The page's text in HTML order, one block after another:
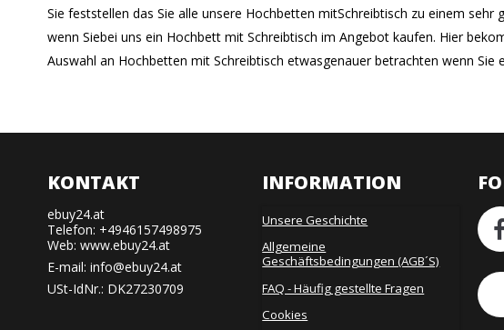
Sie feststellen das Sie alle unsere Hochbetten mitSchreibtisch zu einem
wenn Siebei uns ein Hochbett mit Schreibtisch im Angebot kaufen. Hier
Auswahl an Hochbetten mit Schreibtisch etwasgenauer betrachten wenn
KONTAKT
ebuy24.at
Telefon: +4946157498975
Web: www.ebuy24.at
E-mail: info@ebuy24.at
USt-IdNr.: DK27230709
INFORMATION
Unsere Geschichte
Allgemeine
Geschäftsbedingungen (AGB´S)
FAQ - Häufig gestellte Fragen
Cookies